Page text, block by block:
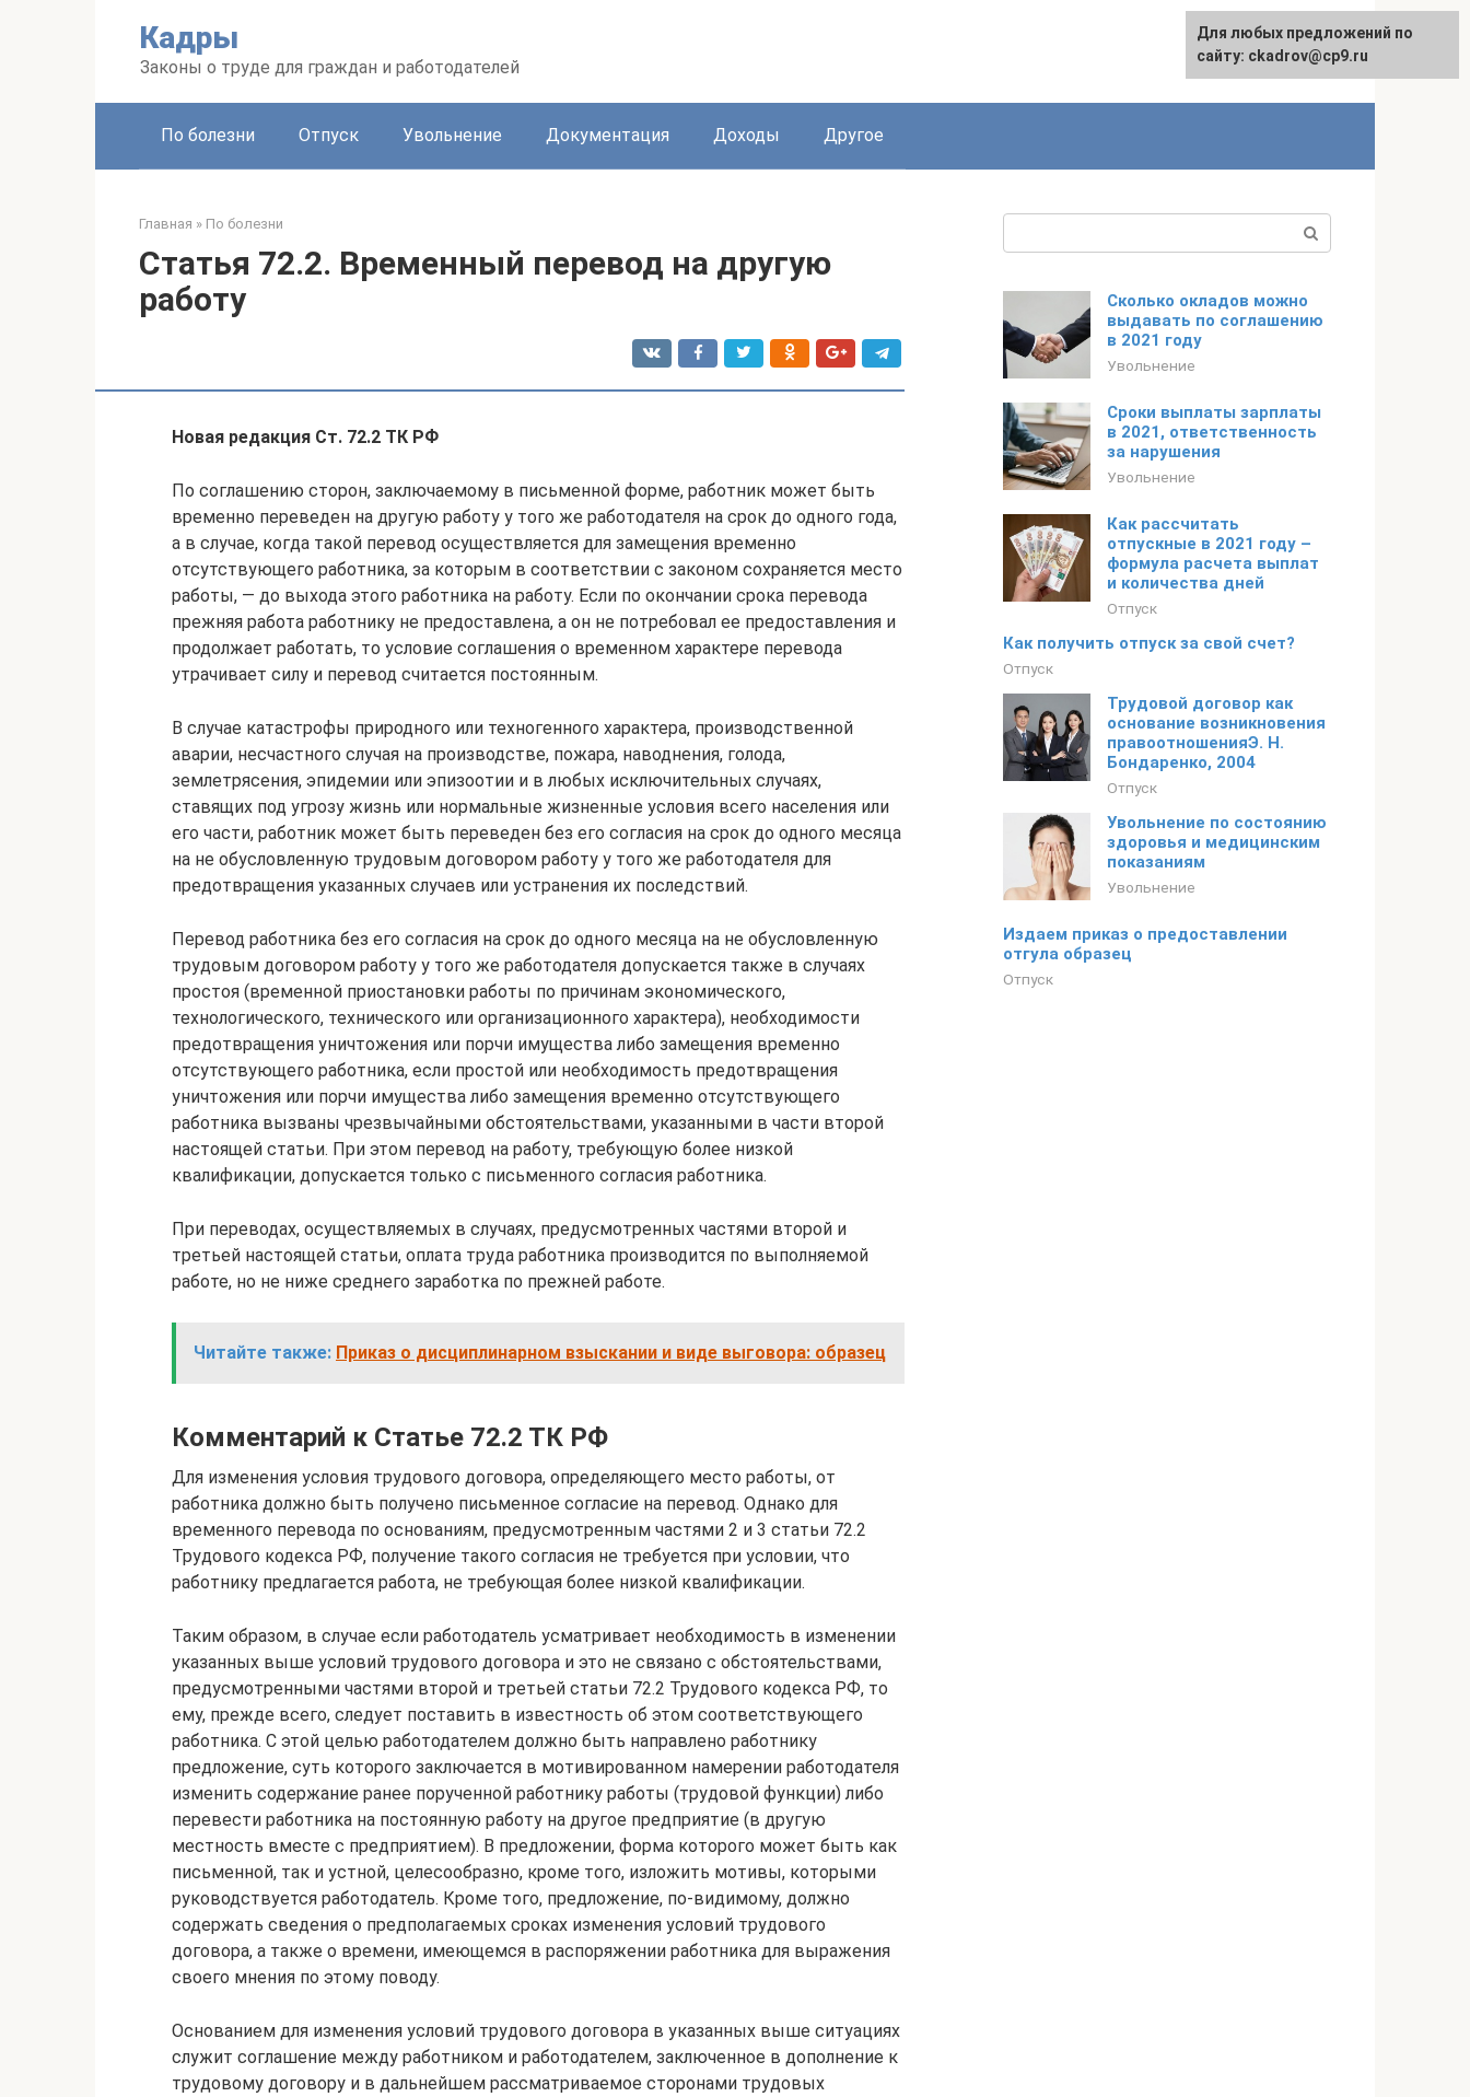
Кадры
Законы о труде для граждан и работодателей
По болезни Отпуск Увольнение Документация Доходы Другое
Главная » По болезни
Статья 72.2. Временный перевод на другую
работу
Новая редакция Ст. 72.2 ТК РФ
По соглашению сторон, заключаемому в письменной форме, работник может быть
временно переведен на другую работу у того же работодателя на срок до одного года,
а в случае, когда такой перевод осуществляется для замещения временно
отсутствующего работника, за которым в соответствии с законом сохраняется место
работы, — до выхода этого работника на работу. Если по окончании срока перевода
прежняя работа работнику не предоставлена, а он не потребовал ее предоставления и
продолжает работать, то условие соглашения о временном характере перевода
утрачивает силу и перевод считается постоянным.
В случае катастрофы природного или техногенного характера, производственной
аварии, несчастного случая на производстве, пожара, наводнения, голода,
землетрясения, эпидемии или эпизоотии и в любых исключительных случаях,
ставящих под угрозу жизнь или нормальные жизненные условия всего населения или
его части, работник может быть переведен без его согласия на срок до одного месяца
на не обусловленную трудовым договором работу у того же работодателя для
предотвращения указанных случаев или устранения их последствий.
Перевод работника без его согласия на срок до одного месяца на не обусловленную
трудовым договором работу у того же работодателя допускается также в случаях
простоя (временной приостановки работы по причинам экономического,
технологического, технического или организационного характера), необходимости
предотвращения уничтожения или порчи имущества либо замещения временно
отсутствующего работника, если простой или необходимость предотвращения
уничтожения или порчи имущества либо замещения временно отсутствующего
работника вызваны чрезвычайными обстоятельствами, указанными в части второй
настоящей статьи. При этом перевод на работу, требующую более низкой
квалификации, допускается только с письменного согласия работника.
При переводах, осуществляемых в случаях, предусмотренных частями второй и
третьей настоящей статьи, оплата труда работника производится по выполняемой
работе, но не ниже среднего заработка по прежней работе.
Читайте также: Приказ о дисциплинарном взыскании и виде выговора: образец
Комментарий к Статье 72.2 ТК РФ
Для изменения условия трудового договора, определяющего место работы, от
работника должно быть получено письменное согласие на перевод. Однако для
временного перевода по основаниям, предусмотренным частями 2 и 3 статьи 72.2
Трудового кодекса РФ, получение такого согласия не требуется при условии, что
работнику предлагается работа, не требующая более низкой квалификации.
Таким образом, в случае если работодатель усматривает необходимость в изменении
указанных выше условий трудового договора и это не связано с обстоятельствами,
предусмотренными частями второй и третьей статьи 72.2 Трудового кодекса РФ, то
ему, прежде всего, следует поставить в известность об этом соответствующего
работника. С этой целью работодателем должно быть направлено работнику
предложение, суть которого заключается в мотивированном намерении работодателя
изменить содержание ранее порученной работнику работы (трудовой функции) либо
перевести работника на постоянную работу на другое предприятие (в другую
местность вместе с предприятием). В предложении, форма которого может быть как
письменной, так и устной, целесообразно, кроме того, изложить мотивы, которыми
руководствуется работодатель. Кроме того, предложение, по-видимому, должно
содержать сведения о предполагаемых сроках изменения условий трудового
договора, а также о времени, имеющемся в распоряжении работника для выражения
своего мнения по этому поводу.
Основанием для изменения условий трудового договора в указанных выше ситуациях
служит соглашение между работником и работодателем, заключенное в дополнение к
трудовому договору и в дальнейшем рассматриваемое сторонами трудовых
Сколько окладов можно
выдавать по соглашению
в 2021 году
Увольнение
Сроки выплаты зарплаты
в 2021, ответственность
за нарушения
Увольнение
Как рассчитать
отпускные в 2021 году –
формула расчета выплат
и количества дней
Отпуск
Как получить отпуск за свой счет?
Отпуск
Трудовой договор как
основание возникновения
правоотношенияЭ. Н.
Бондаренко, 2004
Отпуск
Увольнение по состоянию
здоровья и медицинским
показаниям
Увольнение
Издаем приказ о предоставлении
отгула образец
Отпуск
Для любых предложений по
сайту: ckadrov@cp9.ru